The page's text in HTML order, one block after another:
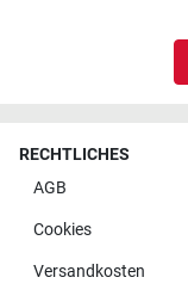
RECHTLICHES
AGB
Cookies
Versandkosten